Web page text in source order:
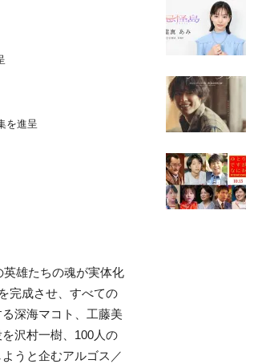
を進呈
英雄たちの魂が実体化
完成させ、すべての
深海マコト、工藤美
沢村一樹、100人の
うと企むアルゴス／